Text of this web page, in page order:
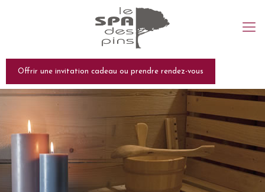
Offrir une invitation cadeau ou prendre rendez-vous